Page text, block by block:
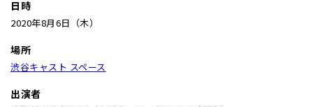
日時
2020年8月6日（木）
場所
渋谷キャスト スペース
出演者